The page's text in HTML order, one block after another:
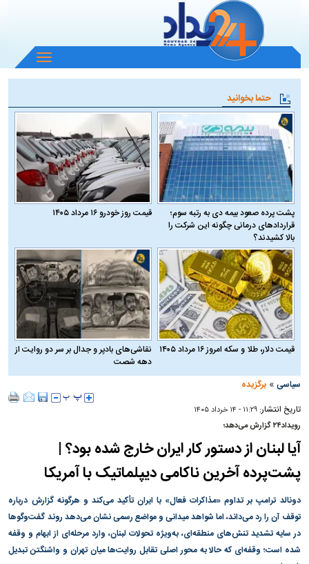
باز
و
منو
حتما بخوانید
پشت پرده صعود بیمه دی به رتبه سوم؛
قراردادهای درمانی چگونه این شرکت را
بالا کشیدند؟
قیمت روز خودرو ۱۶ مرداد ۱۴۰۵
قیمت دلار، طلا و سکه امروز ۱۶ مرداد ۱۴۰۵
نقاشی‌های بادپر و جدال بر سر دو روایت از
دهه شصت
سیاسی »برگزیده
تاریخ انتشار:۱۱:۲۹ - ۱۴ خرداد ۱۴۰۵
رویداد۲۴ گزارش می‌دهد؛
آیا لبنان از دستور کار ایران خارج شده بود؟ |
پشت‌پرده آخرین ناکامی دیپلماتیک با آمریکا
دونالد ترامپ بر تداوم «مذاکرات فعال» با ایران تأکید می‌کند و هرگونه گزارش درباره
توقف آن را رد می‌داند، اما شواهد میدانی و مواضع رسمی نشان می‌دهد روند گفت‌وگوها
در سایه تشدید تنش‌های منطقه‌ای، به‌ویژه تحولات لبنان، وارد مرحله‌ای از ابهام و وقفه
شده است؛ وقفه‌ای که حالا به محور اصلی تقابل روایت‌ها میان تهران و واشنگتن تبدیل